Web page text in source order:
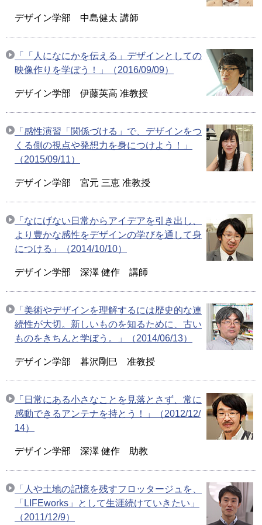
デザイン学部 中島健太 講師
「「人になにかを伝える」デザインとしての
映像作りを学ぼう！」（2016/09/09）
デザイン学部 伊藤英高 准教授
「感性演習「関係づける」で、デザインをつ
くる側の視点や発想力を身につけよう！」
（2015/09/11）
デザイン学部 宮元 三恵 准教授
「なにげない日常からアイデアを引き出し、
より豊かな感性をデザインの学びを通して身
につける」（2014/10/10）
デザイン学部 深澤 健作 講師
「美術やデザインを理解するには歴史的な連
続性が大切。新しいものを知るために、古い
ものをきちんと学ぼう。」（2014/06/13）
デザイン学部 暮沢剛巳 准教授
「日常にある小さなことを見落とさず、常に
感動できるアンテナを持とう！」（2012/12/
14）
デザイン学部 深澤 健作 助教
「人や土地の記憶を残すフロッタージュを、
「LIFEworks」として生涯続けていきたい」
（2011/12/9）